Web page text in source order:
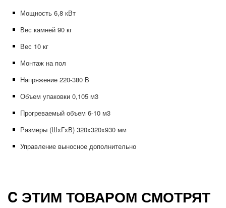
Мощность 6,8 кВт
Вес камней 90 кг
Вес 10 кг
Монтаж на пол
Напряжение 220-380 В
Объем упаковки 0,105 м3
Прогреваемый объем 6-10 м3
Размеры (ШхГхВ) 320x320x930 мм
Управление выносное дополнительно
C ЭТИМ ТОВАРОМ СМОТРЯТ